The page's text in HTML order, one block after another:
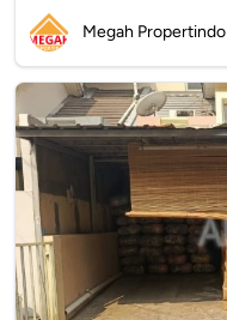
Megah Propertindo